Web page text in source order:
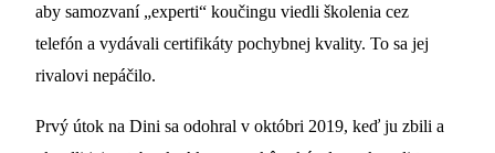
aby samozvaní „experti“ koučingu viedli školenia cez
telefón a vydávali certifikáty pochybnej kvality. To sa jej
rivalovi nepáčilo.
Prvý útok na Dini sa odohral v októbri 2019, keď ju zbili a